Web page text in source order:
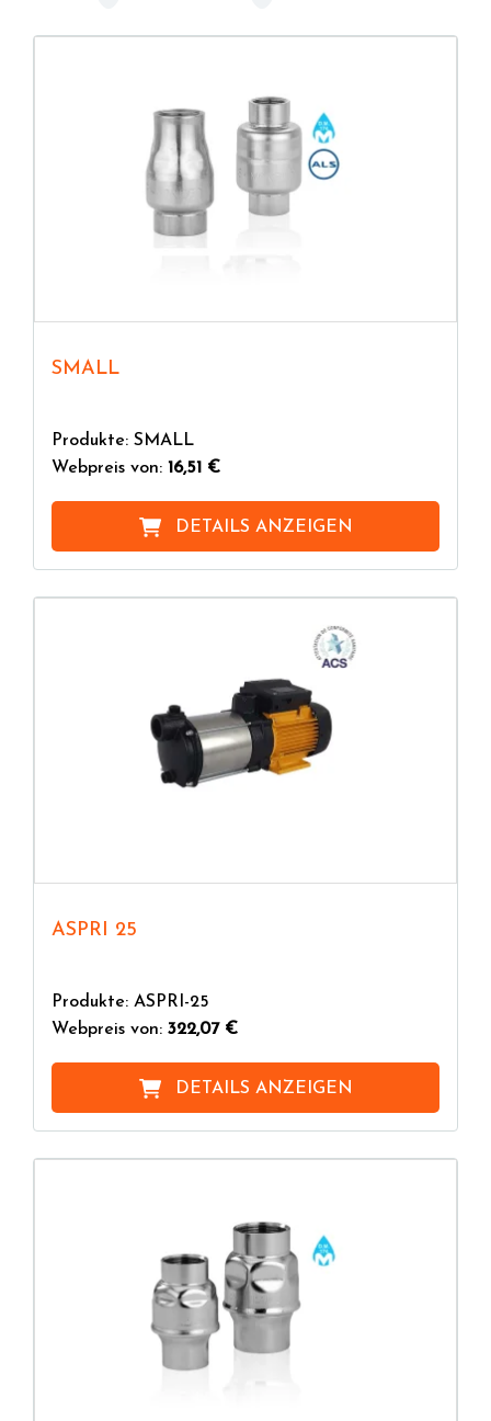
Projektanforderungen gerecht werden.
SMALL
Produkte: SMALL
Webpreis von: 16,51 €
DETAILS ANZEIGEN
ASPRI 25
Produkte: ASPRI-25
Webpreis von: 322,07 €
DETAILS ANZEIGEN